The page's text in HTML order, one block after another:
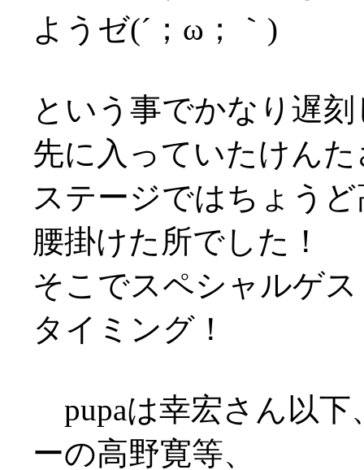
ようゼ(´；ω；｀)
という事でかなり遅
先に入っていたけん
ステージではちょう
腰掛けた所でした！
そこでスペシャルゲ
タイミング！
pupaは幸宏さん以下
ーの高野寛等、